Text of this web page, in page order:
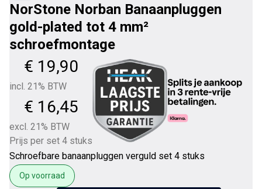
NorStone Norban Banaanpluggen
gold-plated tot 4 mm²
schroefmontage
€ 19,90
incl. 21% BTW
€ 16,45
excl. 21% BTW
Prijs per set 4 stuks
Schroefbare banaanpluggen verguld set 4 stuks
Op voorraad